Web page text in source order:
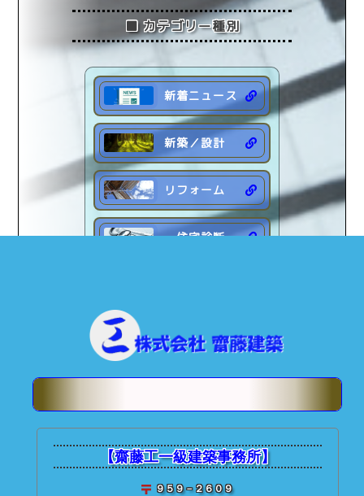
■ カテゴリー種別
新着ニュース
新築／設計
リフォーム
住宅診断
★ 齋藤建築【個別投稿記事
【齋藤工一級建築事務所】
９５９－２６０９